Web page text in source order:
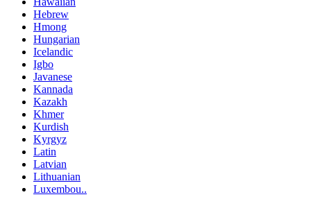
Hebrew
Hmong
Hungarian
Icelandic
Igbo
Javanese
Kannada
Kazakh
Khmer
Kurdish
Kyrgyz
Latin
Latvian
Lithuanian
Luxembou..